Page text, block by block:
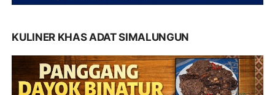
KULINER KHAS ADAT SIMALUNGUN